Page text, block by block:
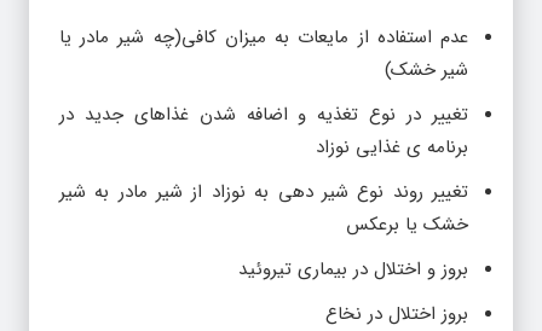
عدم استفاده از مایعات به میزان کافی(چه شیر مادر یا
شیر خشک)
تغییر در نوع تغذیه و اضافه شدن غذاهای جدید در
برنامه ی غذایی نوزاد
تغییر روند نوع شیر دهی به نوزاد از شیر مادر به شیر
خشک یا برعکس
بروز و اختلال در بیماری تیروئید
بروز اختلال در نخاع